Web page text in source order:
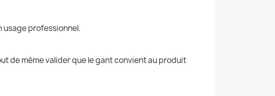
usage professionnel.
de même valider que le gant convient au produit